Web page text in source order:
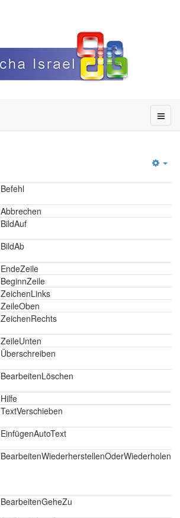
Befehl
Abbrechen
BildAuf
BildAb
EndeZeile
BeginnZeile
ZeichenLinks
ZeileOben
ZeichenRechts
ZeileUnten
Überschreiben
BearbeitenLöschen
Hilfe
TextVerschieben
EinfügenAutoText
BearbeitenWiederherstellenOderWiederholen
BearbeitenGeheZu